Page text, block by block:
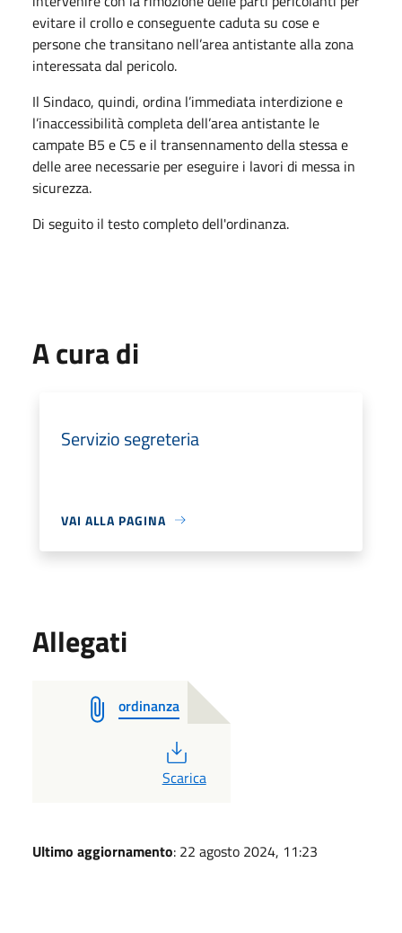
evitare il crollo e conseguente caduta su cose e
persone che transitano nell’area antistante alla zona
interessata dal pericolo.
Il Sindaco, quindi, ordina l’immediata interdizione e
l’inaccessibilità completa dell’area antistante le
campate B5 e C5 e il transennamento della stessa e
delle aree necessarie per eseguire i lavori di messa in
sicurezza.
Di seguito il testo completo dell'ordinanza.
A cura di
Servizio segreteria
VAI ALLA PAGINA
Allegati
ordinanza
PDF
Scarica
Ultimo aggiornamento: 22 agosto 2024, 11:23